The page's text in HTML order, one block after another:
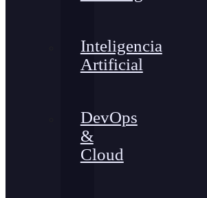
Inteligencia
Artificial
DevOps
&
Cloud